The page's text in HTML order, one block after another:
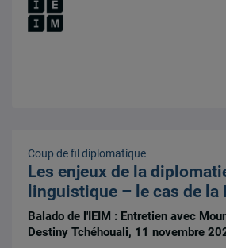
Coup de fil diplomatique
Les enjeux de la
linguistique – le cas de la
Balado de l'IEIM : Entretien avec
Destiny Tchéhouali, 11 novembre